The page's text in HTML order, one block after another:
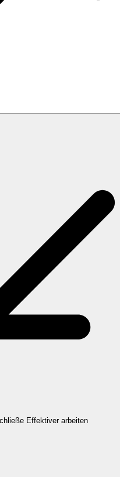
Effektiver arbeiten